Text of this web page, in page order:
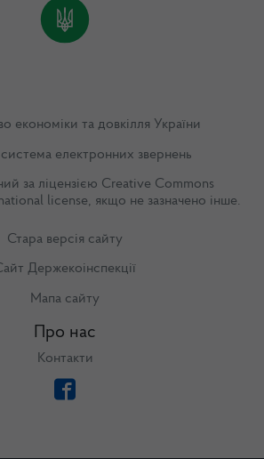
економіки та довкілля України
електронних звернень
за ліцензією Creative Commons
license, якщо не зазначено інше.
Стара версія сайту
Держекоінспекції
Мапа сайту
Про нас
Контакти